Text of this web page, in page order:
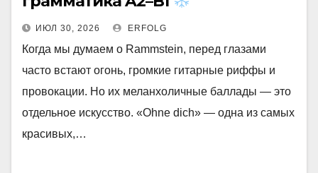
ИЮЛ 30, 2026 ERFOLG
Когда мы думаем о Rammstein, перед глазами
часто встают огонь, громкие гитарные риффы и
провокации. Но их меланхоличные баллады — это
отдельное искусство. «Ohne dich» — одна из самых
красивых,…